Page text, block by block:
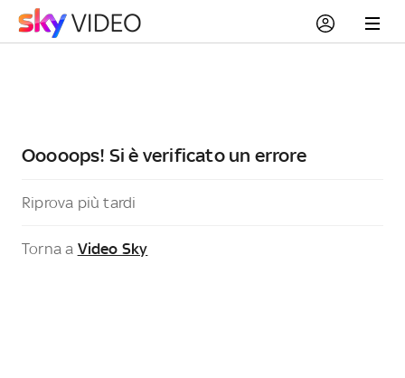
Ooooops! Si è verificato un errore
Riprova più tardi
Torna a Video Sky